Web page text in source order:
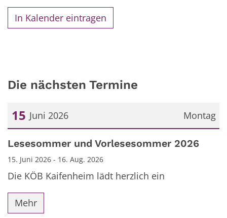
In Kalender eintragen
Die nächsten Termine
Montag
15 Juni 2026
Datum: 15. Juni 2026
Lesesommer und Vorlesesommer 2026
15. Juni 2026 - 16. Aug. 2026
Die KÖB Kaifenheim lädt herzlich ein
Mehr